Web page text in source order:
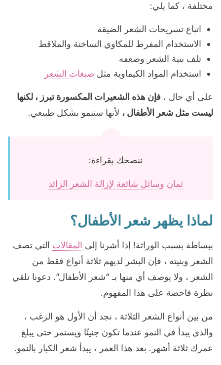
مختلفة ، كما يلي:
اتباع تسريحات الشعر الضيقة
الاستخدام المفرط للمكاوي الساخنة والملاقط
تلف بنية الشعر وضعفه
استخدام المواد الكيماوية مثل صبغات الشعر
على أي حال ، فإن هذه الشعيرات المكسورة تبرز ، لكنها
ليست مثل شعر الأطفال ، لأنها ستنمو بشكل طبيعي.
ننصحك بقراءة:
ثمان وسائل شائعة لإزالة الشعر الزائد
لماذا يظهر شعر الأطفال؟
ببساطة بسبب الوراثة! إذا أشرنا إلى المقالات التي تصف
الشعر وبنيته ، فإن البشر لديهم ثلاثة أنواع فقط من
الشعر ، ولا يوصف أي منها بـ “شعر الأطفال”. دعونا نلقي
نظرة فاحصة على هذا المفهوم.
من بين أنواع الشعر الثلاثة ، نجد أن الأول هو الزغب ،
والذي يبدأ في النمو عندما تكون جنينًا ويستمر حتى يبلغ
عمرك ثلاثة أشهر. بعد هذا العمر ، يبدأ شعر الكبار بالنمو.